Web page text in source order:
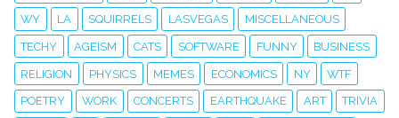
WY LA SQUIRRELS LASVEGAS MISCELLANEOUS
TECHY AGEISM CATS SOFTWARE FUNNY BUSINESS
RELIGION PHYSICS MEMES ECONOMICS NY WTF
POETRY WORK CONCERTS EARTHQUAKE ART TRIVIA